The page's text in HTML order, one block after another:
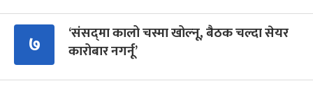
७
‘संसद्‍मा कालो चस्मा खोल्नू, बैठक चल्दा सेयर
कारोबार नगर्नू’